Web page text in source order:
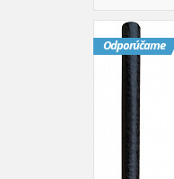
Odporúčame